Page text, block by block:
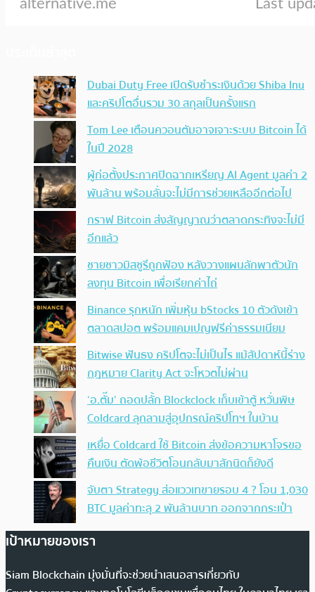
Dubai Duty Free เปิดรับชำระเงินด้วย Shiba Inu
และคริปโตอื่นรวม 30 สกุลเป็นครั้งแรก
Tom Lee เตือนควอนตัมอาจเจาะระบบ Bitcoin ได้
ในปี 2028
ผู้ก่อตั้งประกาศปิดฉากเหรียญ AI Agent มูลค่า 2
พันล้าน พร้อมลั่นจะไม่มีการช่วยเหลืออีกต่อไป
กราฟ Bitcoin ส่งสัญญาณว่าตลาดกระทิงจะไม่มี
อีกแล้ว
ชายชาวมิสซูรีถูกฟ้อง หลังวางแผนลักพาตัวนัก
ลงทุน Bitcoin เพื่อเรียกค่าไถ่
Binance รุกหนัก เพิ่มหุ้น bStocks 10 ตัวดังเข้า
ตลาดสปอต พร้อมแคมเปญฟรีค่าธรรมเนียม
Bitwise ฟันธง คริปโตจะไม่เป็นไร แม้สัปดาห์นี้ร่าง
กฎหมาย Clarity Act จะโหวตไม่ผ่าน
‘อ.ตั๊ม’ ถอดปลั้ก Blockclock เก็บเข้าตู้ หวั่นพิษ
Coldcard ลุกลามสู่อุปกรณ์คริปโทฯ ในบ้าน
เหยื่อ Coldcard ใช้ Bitcoin ส่งข้อความหาโจรขอ
คืนเงิน ตัดพ้อชีวิตโอนกลับมาสักนิดก็ยังดี
จับตา Strategy ส่อแววเทขายรอบ 4 ? โอน 1,030
BTC มูลค่าทะลุ 2 พันล้านบาท ออกจากกระเป๋า
เป้าหมายของเรา
Siam Blockchain มุ่งมั่นที่จะช่วยนำเสนอสารเกี่ยวกับ